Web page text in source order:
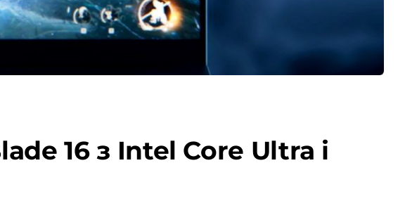
16 з Intel Core Ultra і